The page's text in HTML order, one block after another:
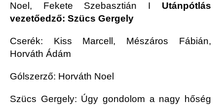
Noel, Fekete Szebasztián I Utánpótlás
vezetőedző: Szücs Gergely
Cserék: Kiss Marcell, Mészáros Fábián,
Horváth Ádám
Gólszerző: Horváth Noel
Szücs Gergely: Úgy gondolom a nagy hőség